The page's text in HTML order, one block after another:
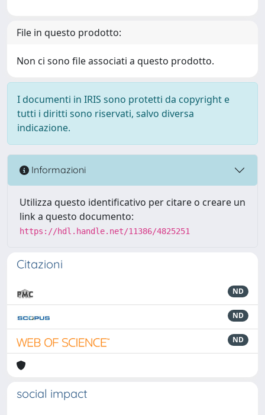
File in questo prodotto:
Non ci sono file associati a questo prodotto.
I documenti in IRIS sono protetti da copyright e
tutti i diritti sono riservati, salvo diversa
indicazione.
Informazioni
Utilizza questo identificativo per citare o creare un
link a questo documento:
https://hdl.handle.net/11386/4825251
Citazioni
ND
ND
ND
social impact